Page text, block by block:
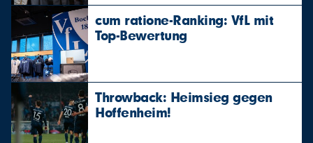
cum ratione-Ranking: VfL mit
Top-Bewertung
Throwback: Heimsieg gegen
Hoffenheim!